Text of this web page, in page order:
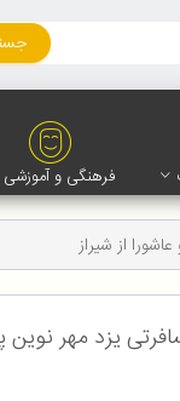
فرهنگی و آموزشی
از شیراز
510000 تومان به جای